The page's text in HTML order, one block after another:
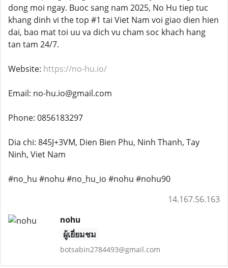
dong moi ngay. Buoc sang nam 2025, No Hu tiep tuc
khang dinh vi the top #1 tai Viet Nam voi giao dien hien
dai, bao mat toi uu va dich vu cham soc khach hang
tan tam 24/7.
Website: https://no-hu.io/
Email: no-hu.io@gmail.com
Phone: 0856183297
Dia chi: 845J+3VM, Dien Bien Phu, Ninh Thanh, Tay
Ninh, Viet Nam
#no_hu #nohu #no_hu_io #nohu #nohu90
14.167.56.163
nohu
ผู้เยี่ยมชม
botsabin2784493@gmail.com